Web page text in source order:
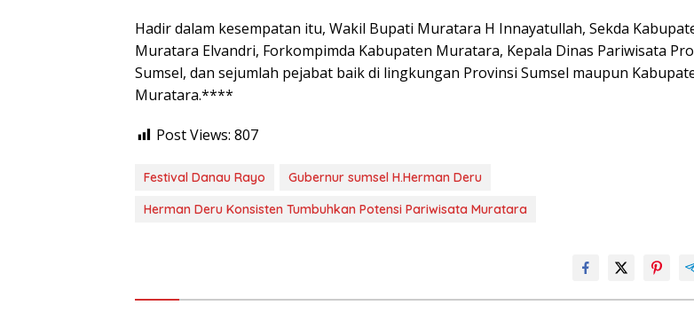
Hadir dalam kesempatan itu, Wakil Bupati Muratara H Innayatullah, Sekda
Muratara Elvandri, Forkompimda Kabupaten Muratara, Kepala Dinas Pariwisata
Sumsel, dan sejumlah pejabat baik di lingkungan Provinsi Sumsel maupun
Muratara.****
Post Views: 807
Festival Danau Rayo
Gubernur sumsel H.Herman Deru
Herman Deru Konsisten Tumbuhkan Potensi Pariwisata Muratara